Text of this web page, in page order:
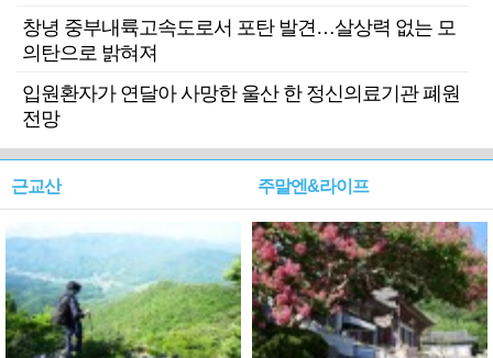
창녕 중부내륙고속도로서 포탄 발견…살상력 없는 모
의탄으로 밝혀져
입원환자가 연달아 사망한 울산 한 정신의료기관 폐원
전망
근교산 주말엔&라이프